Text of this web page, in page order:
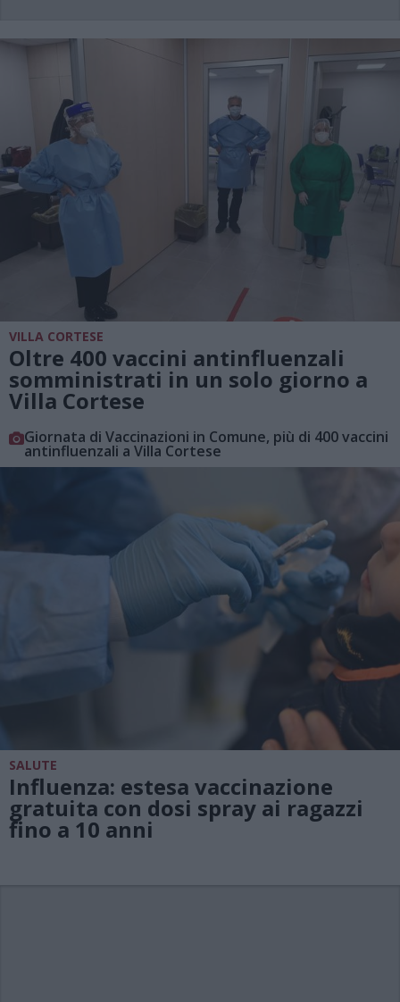
VILLA CORTESE
Oltre 400 vaccini antinfluenzali
somministrati in un solo giorno a
Villa Cortese
Giornata di Vaccinazioni in Comune, più di 400 vaccini
antinfluenzali a Villa Cortese
SALUTE
Influenza: estesa vaccinazione
gratuita con dosi spray ai ragazzi
fino a 10 anni